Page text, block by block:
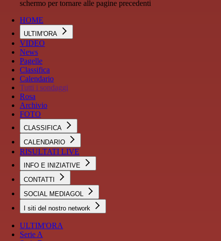
schermo per tornare alle pagine precedenti
HOME
ULTIM'ORA
VIDEO
News
Pagelle
Classifica
Calendario
Tutti i sondaggi
Rosa
Archivio
FOTO
CLASSIFICA
CALENDARIO
RISULTATI LIVE
INFO E INIZIATIVE
CONTATTI
SOCIAL MEDIAGOL
I siti del nostro network
ULTIM'ORA
Serie A